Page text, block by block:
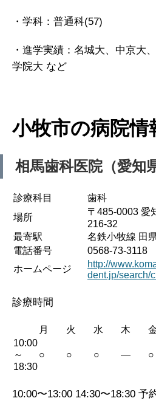
・学科：普通科(57)
・進学実績：名城大、中京大
学院大 など
小牧市の病院情
相馬歯科医院（愛知
診療科目
歯科
場所
〒485-0003 愛
216-32
最寄駅
名鉄小牧線 田
電話番号
0568-73-3118
ホームページ
http://
dent.jp/search/
診療時間
月 火 水 木
10:00
～
18:30
○ ○ ○ — ○
10:00〜13:00 14:30〜18:30 予